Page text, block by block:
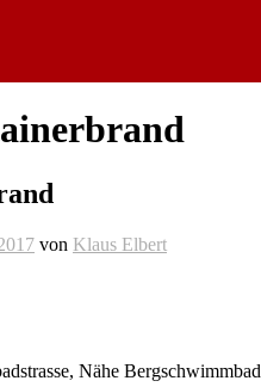
von Klaus Elbert
Nähe Bergschwimmbad